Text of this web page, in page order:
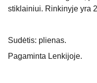
stiklainiui. Rinkinyje yra
Sudėtis: plienas.
Pagaminta Lenkijoje.